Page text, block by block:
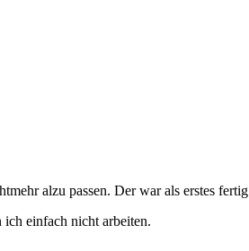
alzu passen. Der war als erstes
einfach nicht arbeiten.